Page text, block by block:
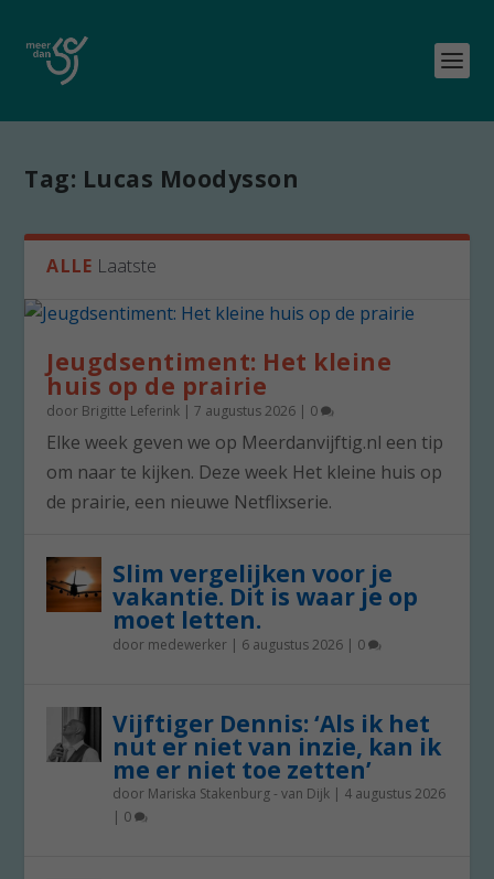
Tag: Lucas Moodysson
ALLE Laatste
Jeugdsentiment: Het kleine
huis op de prairie
door Brigitte Leferink |7 augustus 2026 | 0
Elke week geven we op Meerdanvijftig.nl een tip
om naar te kijken. Deze week Het kleine huis op
de prairie, een nieuwe Netflixserie.
Slim vergelijken voor je
vakantie. Dit is waar je op
moet letten.
door medewerker | 6 augustus 2026 | 0
Vijftiger Dennis: ‘Als ik het
nut er niet van inzie, kan ik
me er niet toe zetten’
door Mariska Stakenburg - van Dijk | 4 augustus 2026
| 0